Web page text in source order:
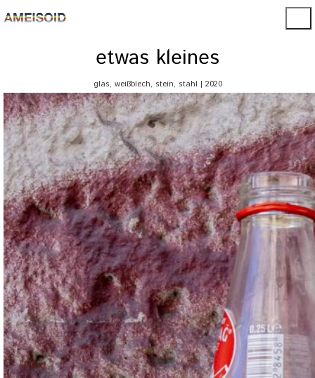
etwas kleines
glas, weißblech, stein, stahl | 2020